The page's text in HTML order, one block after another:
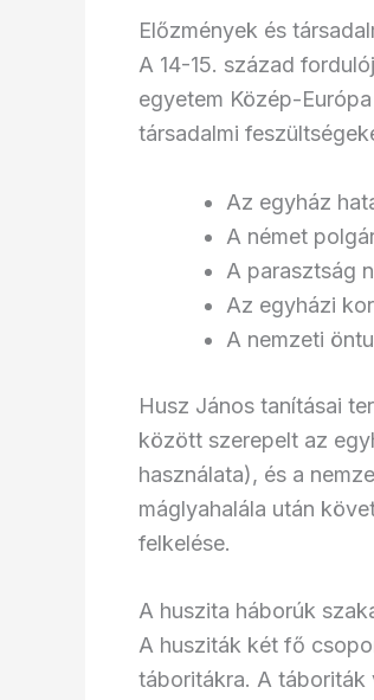
Előzmények és
A 14-15. század
egyetem Közép-
társadalmi
Az egyház
A német
A parasztság
Az egyházi
A nemzeti
Husz János tanításai
között szerepelt az
használata), és a
máglyahalála után
felkelése.
A huszita háborúk
A husziták két fő
táboritákra. A táboriták